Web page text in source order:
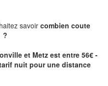
savoir combien coute
?
et Metz est entre 56€ -
nuit pour une distance